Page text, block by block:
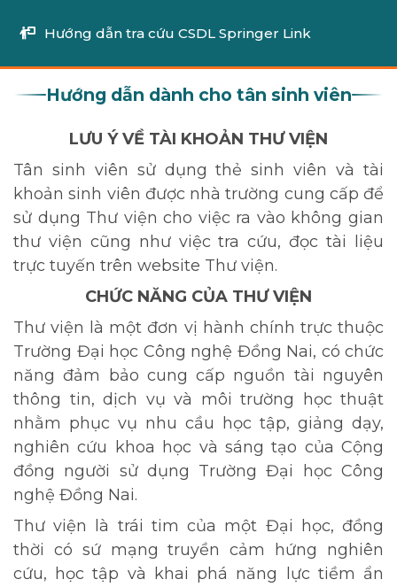
Hướng dẫn tra cứu CSDL Springer Link
Hướng dẫn dành cho tân sinh viên
LƯU Ý VỀ TÀI KHOẢN THƯ VIỆN
Tân sinh viên sử dụng thẻ sinh viên và tài
khoản sinh viên được nhà trường cung cấp để
sử dụng Thư viện cho việc ra vào không gian
thư viện cũng như việc tra cứu, đọc tài liệu
trực tuyến trên website Thư viện.
CHỨC NĂNG CỦA THƯ VIỆN
Thư viện là một đơn vị hành chính trực thuộc
Trường Đại học Công nghệ Đồng Nai, có chức
năng đảm bảo cung cấp nguồn tài nguyên
thông tin, dịch vụ và môi trường học thuật
nhằm phục vụ nhu cầu học tập, giảng dạy,
nghiên cứu khoa học và sáng tạo của Cộng
đồng người sử dụng Trường Đại học Công
nghệ Đồng Nai.
Thư viện là trái tim của một Đại học, đồng
thời có sứ mạng truyền cảm hứng nghiên
cứu, học tập và khai phá năng lực tiềm ẩn